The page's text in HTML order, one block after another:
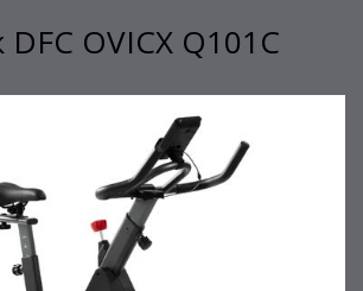
OVICX Q101C